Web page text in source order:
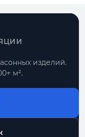
изделий.
м².